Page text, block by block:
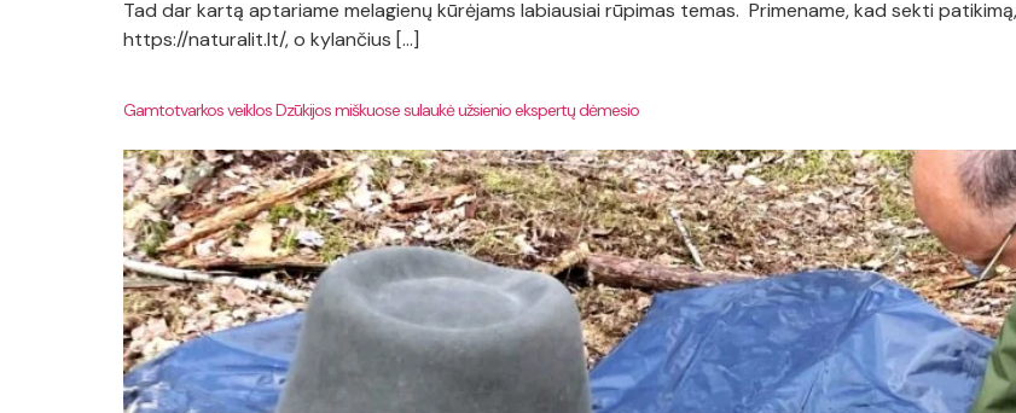
Tad dar kartą aptariame melagienų kūrėjams labiausiai rūpimas temas. Primename, kad sekti
https://naturalit.lt/, o kylančius […]
Gamtotvarkos veiklos Dzūkijos miškuose sulaukė užsienio ekspertų dėmesio